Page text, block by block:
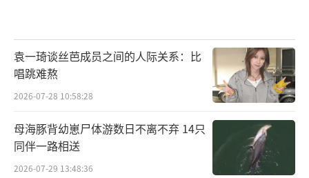
袁一琦谈丝芭成员之间的人际关系：比
唱跳难熬
2026-07-28 10:58:28
母海豚背幼崽尸体游数日不离不弃 14只
同伴一路相送
2026-07-29 13:48:36